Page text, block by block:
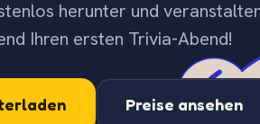
herunter und
Ihren ersten Trivia-Abend!
Preise ansehen